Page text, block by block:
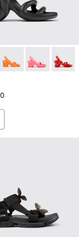
ตะวัสดุสังเคราะห์สีดํ
งเท้าแตะวัสดุสังเค
018 - รองเท้าแตะวั
- K200155-026 -
Kobarah - K200155-
Kobarah -